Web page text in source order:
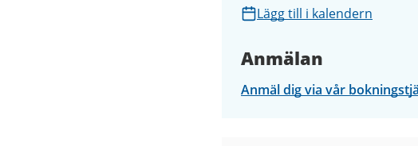
Lägg till i kalendern
Anmälan
Anmäl dig via vår